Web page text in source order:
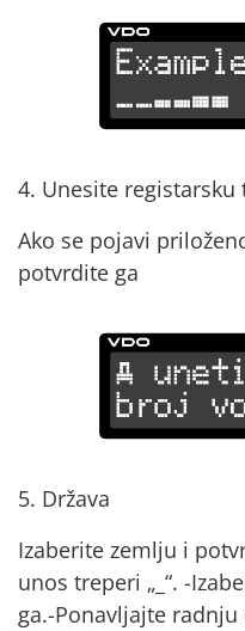
4. Unesite registarsku
Ako se pojavi
potvrdite ga
5. Država
Izaberite zemlju i
unos treperi „_“. -
ga.-Ponavljajte radnju